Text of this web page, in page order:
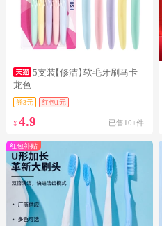
5支装【修洁】软毛牙刷马卡
龙色
券3元 红包1元
¥ 4.9 已售10+件
红包补贴